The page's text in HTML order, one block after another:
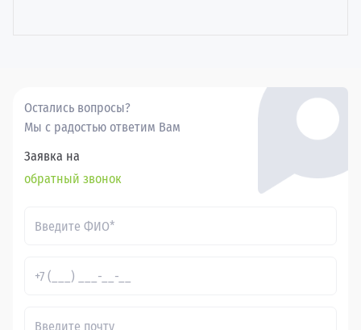
Остались вопросы?
Мы с радостью ответим Вам
Заявка на
обратный звонок